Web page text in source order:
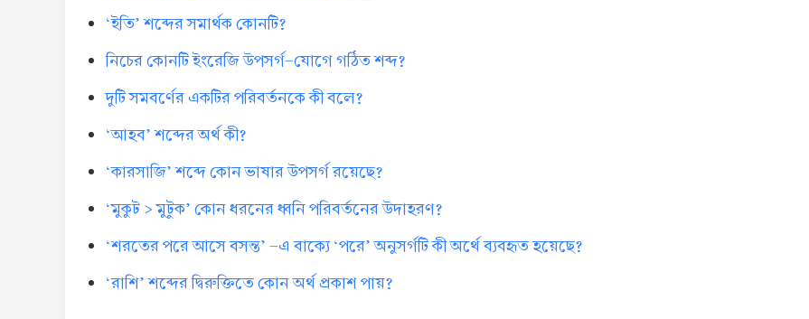
‘ইতি’ শব্দের সমার্থক কোনটি?
নিচের কোনটি ইংরেজি উপসর্গ-যোগে গঠিত শব্দ?
দুটি সমবর্ণের একটির পরিবর্তনকে কী বলে?
‘আহব’ শব্দের অর্থ কী?
‘কারসাজি’ শব্দে কোন ভাষার উপসর্গ রয়েছে?
‘মুকুট > মুটুক’ কোন ধরনের ধ্বনি পরিবর্তনের উদাহরণ?
‘শরতের পরে আসে বসন্ত’ -এ বাক্যে ‘পরে’ অনুসর্গটি কী অর্থে ব্যবহৃত হয়েছে?
‘রাশি’ শব্দের দ্বিরুক্তিতে কোন অর্থ প্রকাশ পায়?